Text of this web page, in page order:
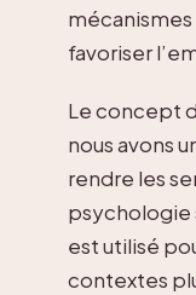
favoriser
Le concept
nous avons
rendre les
est utilisé
contextes